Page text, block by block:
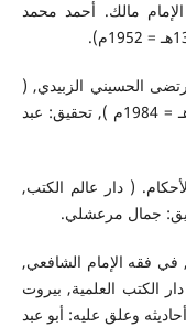
مالك. أحمد محمد
الحسيني الزبيدي, (
ت. 1205هـ) ( مطبعة حكومة الكويت, 1404هـ = 1984م ), تحقيق: عبد
( دار عالم الكتب,
في فقه الإمام الشافعي,
الأنصاري, ( ت. 926 هـ) , ( دار الكتب العلمية, بيروت
1418هـ= 1997م), خرج أحاديثه وعلق عليه: أبو عبد